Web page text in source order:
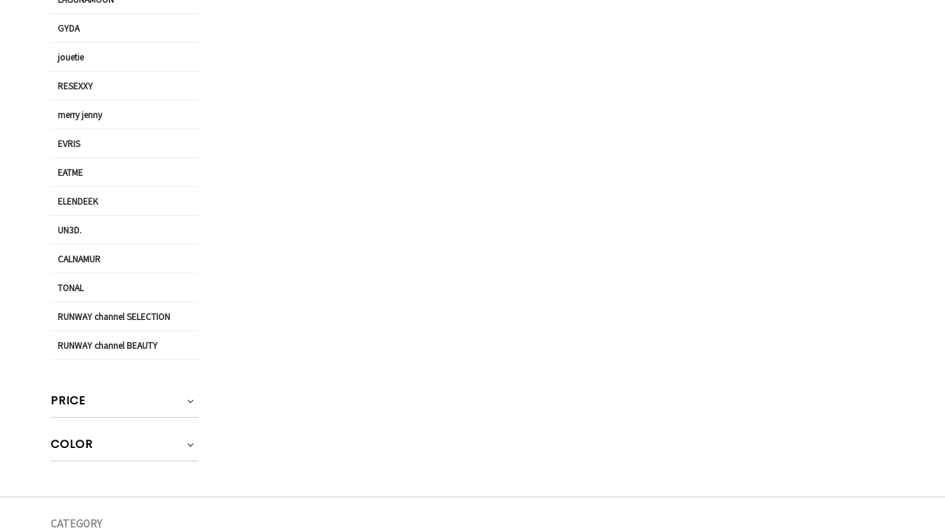
GYDA
jouetie
RESEXXY
merry jenny
EVRIS
EATME
ELENDEEK
UN3D.
CALNAMUR
TONAL
RUNWAY channel SELECTION
RUNWAY channel BEAUTY
PRICE
COLOR
CATEGORY